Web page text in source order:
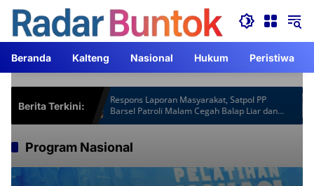
Langsung
konten
Beranda Kalteng Nasional Hukum Peristiwa
Berita Terkini:
Gardu
Respons Laporan Masyarakat, Satpol PP
Barsel Patroli Malam Cegah Balap Liar dan
Knalpot Brong
Program Nasional